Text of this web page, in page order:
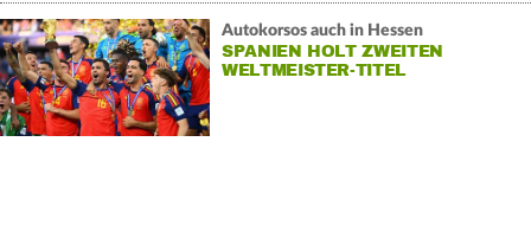
Autokorsos auch in Hessen
SPANIEN HOLT ZWEITEN
WELTMEISTER-TITEL